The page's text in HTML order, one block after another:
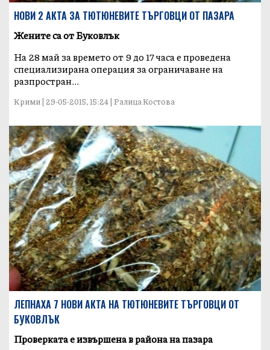
НОВИ 2 АКТА ЗА ТЮТЮНЕВИТЕ ТЪРГОВЦИ ОТ ПАЗАРА
Жените са от Буковлък
На 28 май за времето от 9 до 17 часа е проведена
специализирана операция за ограничаване на
разпростран...
Крими | 29-05-2015, 15:24 | Ралица Костова
ЛЕПНАХА 7 НОВИ АКТА НА ТЮТЮНЕВИТЕ ТЪРГОВЦИ ОТ
БУКОВЛЪК
Проверката е извършена в района на пазара